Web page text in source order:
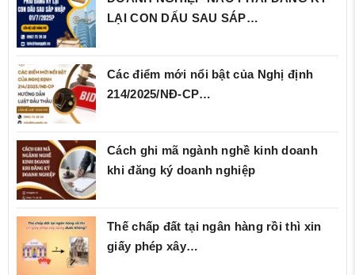
LẠI CON DẤU SAU SÁP…
Các điểm mới nổi bật của Nghị định
214/2025/NĐ‑CP…
Cách ghi mã ngành nghề kinh doanh
khi đăng ký doanh nghiệp
Thế chấp đất tại ngân hàng rồi thì xin
giấy phép xây…